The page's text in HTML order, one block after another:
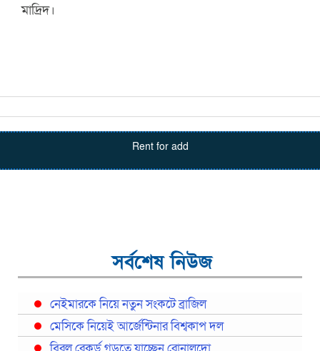
মাদ্রিদ।
Rent for add
সর্বশেষ নিউজ
নেইমারকে নিয়ে নতুন সংকটে ব্রাজিল
মেসিকে নিয়েই আর্জেন্টিনার বিশ্বকাপ দল